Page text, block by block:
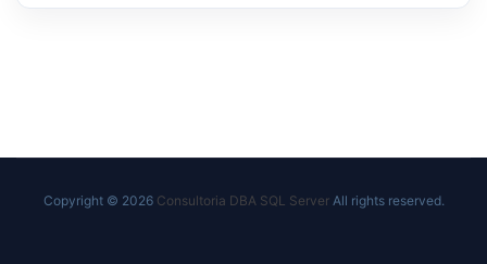
Copyright © 2026 Consultoria DBA SQL ServerAll rights reserved.